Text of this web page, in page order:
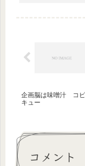
企画脳は味噌汁 コ
キュー
コメント